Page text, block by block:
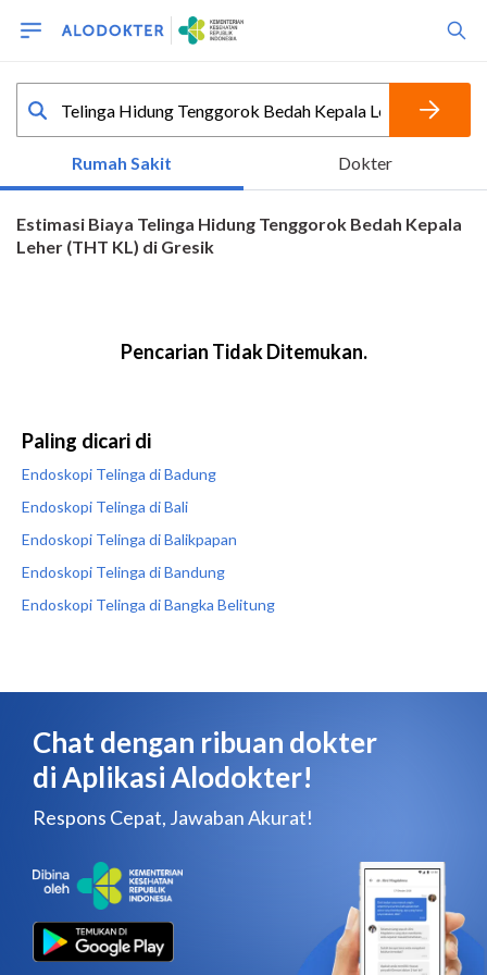
Paling dicari di
Endoskopi Telinga di Badung
Endoskopi Telinga di Bali
Endoskopi Telinga di Balikpapan
Endoskopi Telinga di Bandung
Endoskopi Telinga di Bangka Belitung